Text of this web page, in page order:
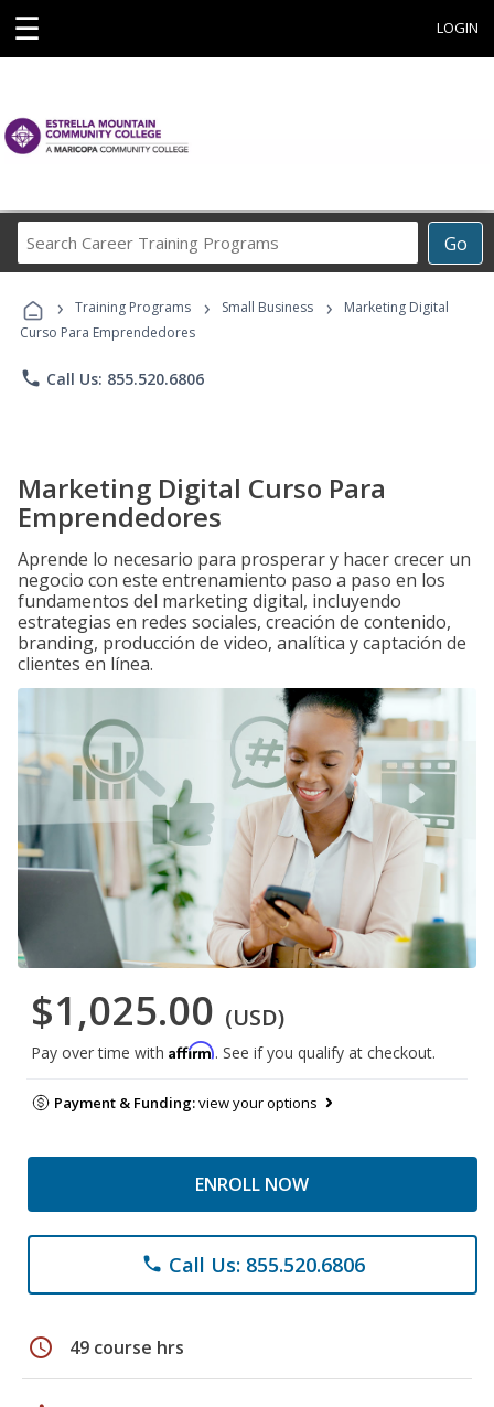
☰ LOGIN
Go
Career
Programs
› Training Programs › Small Business ›
Marketing Digital
Curso Para Emprendedores
phone Call Us: 855.520.6806
Marketing Digital Curso Para
Emprendedores
Aprende lo necesario para prosperar y hacer crecer un
negocio con este entrenamiento paso a paso en los
fundamentos del marketing digital, incluyendo
estrategias en redes sociales, creación de contenido,
branding, producción de video, analítica y captación de
clientes en línea.
$1,025.00 (USD)
Pay over time with Affirm. See if you qualify at checkout.
Payment & Funding:view your options
ENROLL NOW
phone Call Us: 855.520.6806
schedule 49 course hrs